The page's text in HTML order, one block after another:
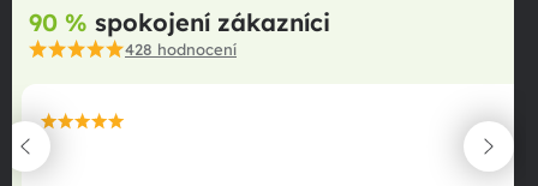
90 % spokojení zákazníci
428 hodnocení
maximální spokojenost
22.06.2025